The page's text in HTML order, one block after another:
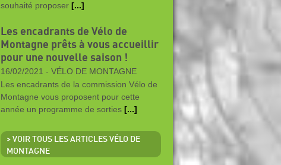
souhaité proposer [...]
Les encadrants de Vélo de
Montagne prêts à vous accueillir
pour une nouvelle saison !
16/02/2021 - VÉLO DE MONTAGNE
Les encadrants de la commission Vélo de
Montagne vous proposent pour cette
année un programme de sorties [...]
> VOIR TOUS LES ARTICLES VÉLO DE
MONTAGNE